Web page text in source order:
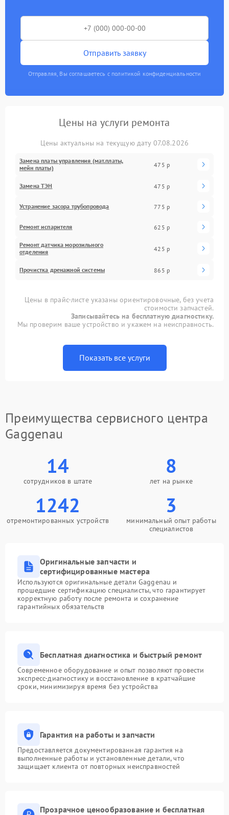
Отправить заявку
Отправляя, Вы соглашаетесь с политикой конфиденциальности
Цены на услуги ремонта
Цены актуальны на текущую дату 07.08.2026
Замена платы управления (мат.платы,
мейн платы)
475 р
Замена ТЭН 475 р
Устранение засора трубопровода 775 р
Ремонт испарителя 625 р
Ремонт датчика морозильного
отделения
425 р
Прочистка дренажной системы 865 р
Цены в прайс-листе указаны ориентировочные, без учета
стоимости запчастей.
Записывайтесь на бесплатную диагностику.
Мы проверим ваше устройство и укажем на неисправность.
Показать все услуги
Преимущества сервисного центра
Gaggenau
14
сотрудников в штате
8
лет на рынке
1242
отремонтированных устройств
3
минимальный опыт работы
специалистов
Оригинальные запчасти и
сертифицированные мастера
Используются оригинальные детали Gaggenau и
прошедшие сертификацию специалисты, что гарантирует
корректную работу после ремонта и сохранение
гарантийных обязательств
Бесплатная диагностика и быстрый ремонт
Современное оборудование и опыт позволяют провести
экспресс-диагностику и восстановление в кратчайшие
сроки, минимизируя время без устройства
Гарантия на работы и запчасти
Предоставляется документированная гарантия на
выполненные работы и установленные детали, что
защищает клиента от повторных неисправностей
Прозрачное ценообразование и бесплатная